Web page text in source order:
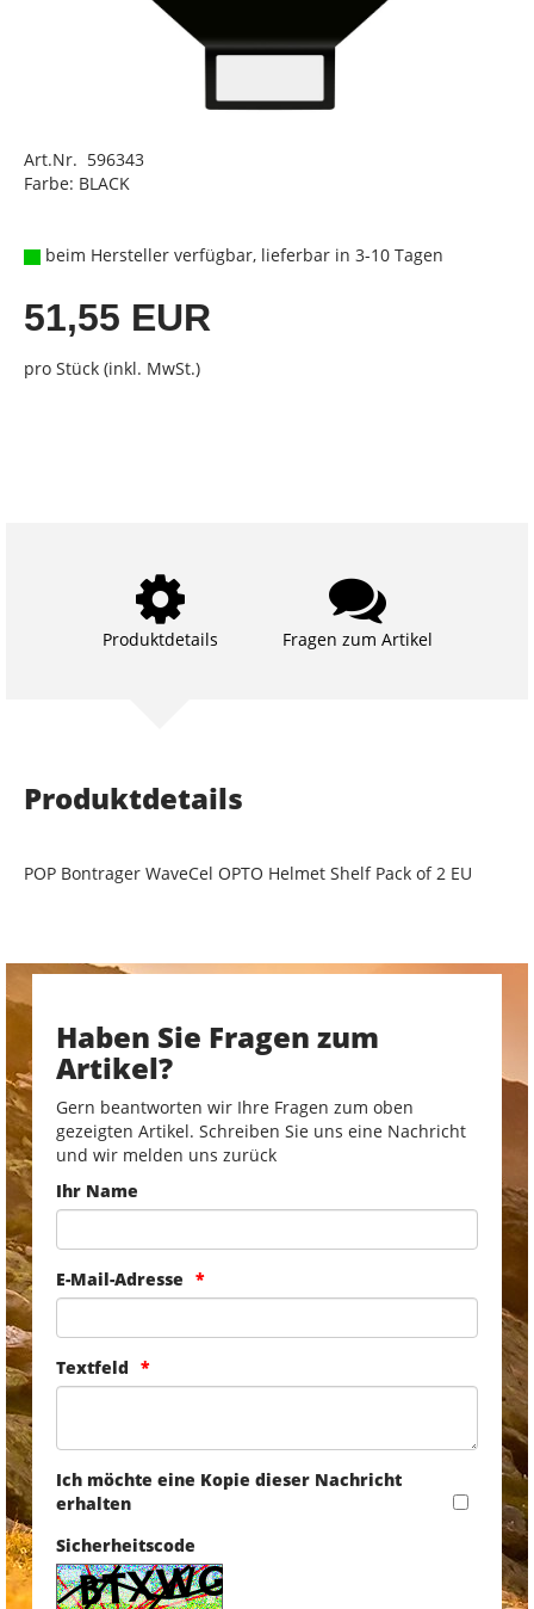
Art.Nr. 596343
Farbe: BLACK
beim Hersteller verfügbar, lieferbar in 3-10 Tagen
51,55 EUR
pro Stück (inkl. MwSt.)
Produktdetails Fragen zum Artikel
Produktdetails
POP Bontrager WaveCel OPTO Helmet Shelf Pack of 2 EU
Haben Sie Fragen zum
Artikel?
Gern beantworten wir Ihre Fragen zum oben
gezeigten Artikel. Schreiben Sie uns eine Nachricht
und wir melden uns zurück
Ihr Name
E-Mail-Adresse
Textfeld
Ich möchte eine Kopie dieser Nachricht
erhalten
Sicherheitscode